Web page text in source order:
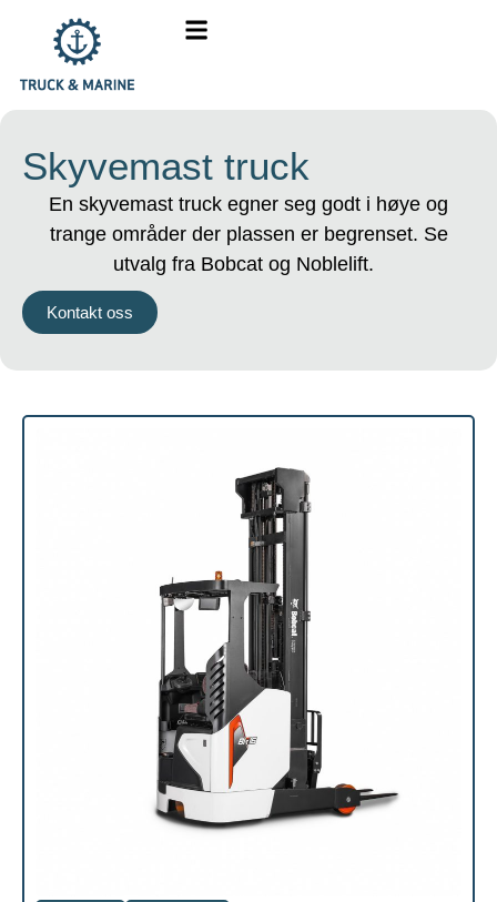
Skyvemast truck
En skyvemast truck egner seg godt i høye og
trange områder der plassen er begrenset. Se
utvalg fra Bobcat og Noblelift.
Kontakt oss